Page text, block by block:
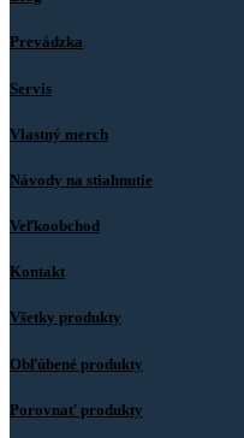
Prevádzka
Servis
Vlastný merch
Návody na stiahnutie
Veľkoobchod
Kontakt
Všetky produkty
Obľúbené produkty
Porovnať produkty